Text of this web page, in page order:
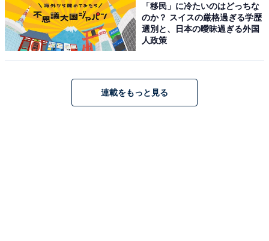
「移民」に冷たいのはどっちな
のか？ スイスの厳格過ぎる学歴
選別と、日本の曖昧過ぎる外国
人政策
連載をもっと見る